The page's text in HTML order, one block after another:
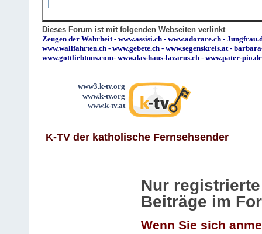
Dieses Forum ist mit folgenden Webseiten verlinkt
Zeugen der Wahrheit - www.assisi.ch - www.adorare.ch -
www.wallfahrten.ch - www.gebete.ch - www.segenskreis.at -
www.gottliebtuns.com- www.das-haus-lazarus.ch - www.pater-pio.de
www3.k-tv.org
www.k-tv.org
www.k-tv.at
K-TV der katholische Fernsehsender
Nur
Beiträge im
Wenn Sie sich